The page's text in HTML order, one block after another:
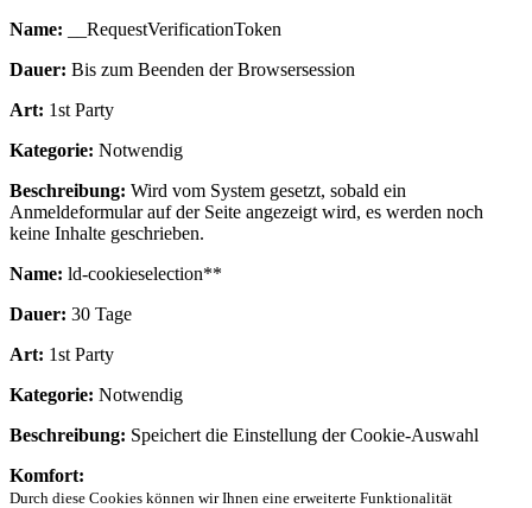
Name: __RequestVerificationToken
Dauer: Bis zum Beenden der Browsersession
Art: 1st Party
Kategorie: Notwendig
Beschreibung: Wird vom System gesetzt, sobald ein
Anmeldeformular auf der Seite angezeigt wird, es werden noch
keine Inhalte geschrieben.
Name: ld-cookieselection**
Dauer: 30 Tage
Art: 1st Party
Kategorie: Notwendig
Beschreibung: Speichert die Einstellung der Cookie-Auswahl
Komfort:
Durch diese Cookies können wir Ihnen eine erweiterte Funktionalität